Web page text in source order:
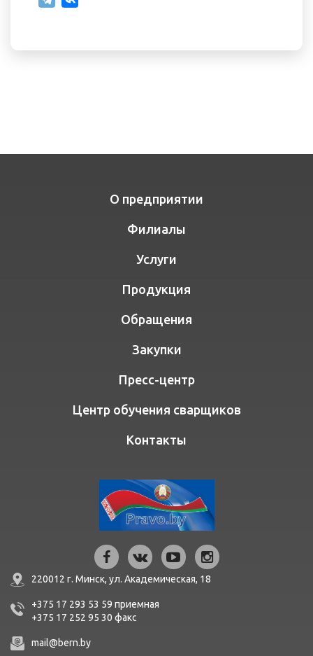
О предприятии
Филиалы
Услуги
Продукция
Обращения
Закупки
Пресс-центр
Центр обучения сварщиков
Контакты
220012 г. Минск, ул. Академическая, 18
+375 17 293 53 59 приемная
+375 17 252 95 30 факc
mail@bern.by